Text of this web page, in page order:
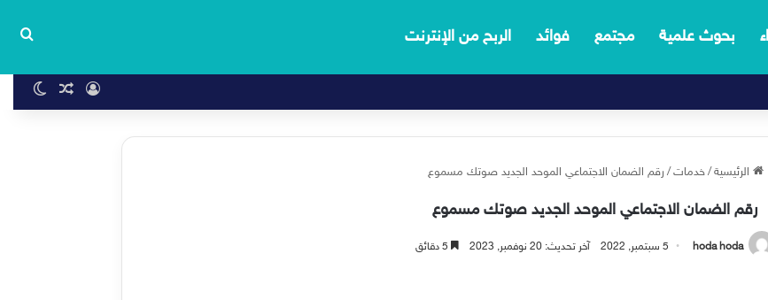
بحوث علمية مجتمع فوائد الربح من الإنترنت
تسجيل الدخول
مقال
الرئيسية / خدمات / رقم الضمان الاجتماعي الموحد الجديد صوتك مسموع
رقم الضمان الاجتماعي الموحد الجديد صوتك مسموع
hoda hoda 5 سبتمبر, 2022 آخر تحديث: 20 نوفمبر, 2023